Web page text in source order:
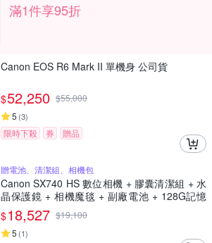
滿1件享95折
Canon EOS R6 Mark II 單機身 公司貨
$52,250 $55,000
5 (3)
限時下殺 券 贈品
贈電池、清潔組、相機包
Canon SX740 HS 數位相機 + 膠囊清潔組 + 水
晶保護鏡 + 相機魔毯 + 副廠電池 + 128G記憶
卡 + 相機包 (公司貨)
$18,527 $19,100
5 (1)